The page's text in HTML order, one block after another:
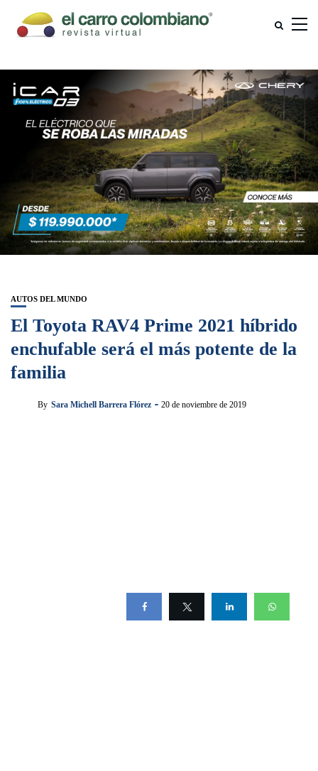
AUTOS DEL MUNDO
El Toyota RAV4 Prime 2021 híbrido
enchufable será el más potente de la
familia
By Sara Michell Barrera Flórez 20 de noviembre de 2019